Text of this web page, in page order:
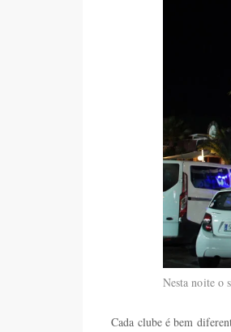
Nesta noite o
Cada clube é bem